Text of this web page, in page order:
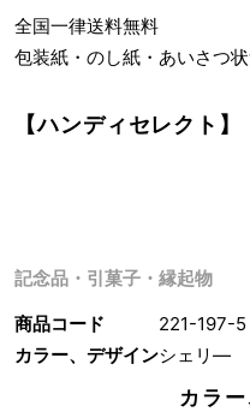
全国一律送料無料
包装紙・のし紙・あいさつ状
【ハンディセレクト
記念品・引菓子・縁起物
商品コード
221-197-5
カラー、デザインシェリ―
カラ